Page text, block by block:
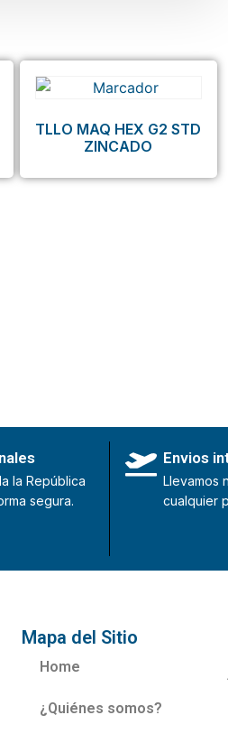
TLLO MAQ HEX G2 STD
ZINCADO
la República
segura.
Envios
Llevamos
cualquier
Mapa del Sitio
Home
¿Quiénes somos?